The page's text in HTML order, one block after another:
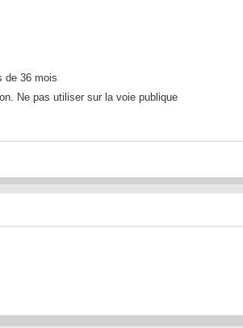
de 36 mois
Ne pas utiliser sur la voie publique